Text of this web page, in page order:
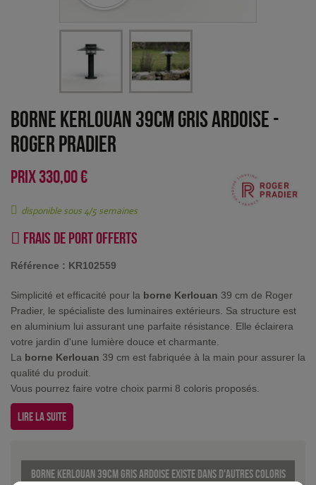
Borne Kerlouan 39cm Gris ardoise -
Roger Pradier
PRIX330,00 €
disponible sous 4/5 semaines
Frais de port offerts
Référence : KR102559
Simplicité et efficacité pour la borne Kerlouan 39 cm de Roger
Pradier, le spécialiste des luminaires extérieurs. Sa structure est
en aluminium lui assurant une parfaite résistance. Elle éclairera
votre jardin d'une lumière douce et charmante.
La borne Kerlouan 39 cm est fabriquée à la main pour assurer la
qualité du produit.
Vous pourrez faire votre choix parmi 8 coloris proposés.
Lire la suite
Borne Kerlouan 39cm Gris ardoise existe dans d'autres coloris